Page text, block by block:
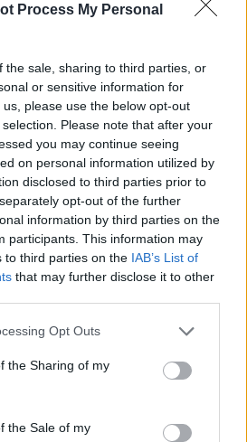
Process My Personal
the sale, sharing to third parties, or
or sensitive information for
please use the below opt-out
Please note that after your
you may continue seeing
on personal information utilized by
disclosed to third parties prior to
opt-out of the further
information by third parties on the
participants. This information may
to third parties on the IAB’s List of
that may further disclose it to other
Opt Outs
the Sharing of my
the Sale of my
0 uživatelům se líbí
Neověřený profil
neprokázal svou identitu ověřovací
profilů nelze zaručit, že fotografie a
skutečné osobě.
Kontakt